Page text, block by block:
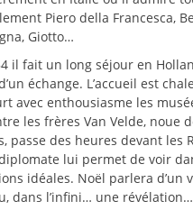
Piero della Francesca,
Giotto…
il fait un long séjour en
échange. L’accueil est
avec enthousiasme les
les frères Van Velde, noue
passe des heures devant les
lui permet de voir
idéales. Noël parlera d’un
dans l’infini… une